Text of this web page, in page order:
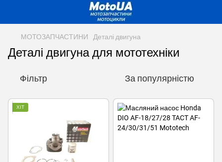
МОТОЗАПЧАСТИНИ Деталі двигуна
Деталі двигуна для мототехніки
Фільтр За популярністю
ХІТ